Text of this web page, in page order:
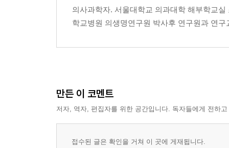
의사과학자. 서울대학교 의과대학 해부학교
학교병원 의생명연구원 박사후 연구원과 연구
만든 이 코멘트
저자, 역자, 편집자를 위한 공간입니다. 독자들에게 전하
접수된 글은 확인을 거쳐 이 곳에 게재됩니다.